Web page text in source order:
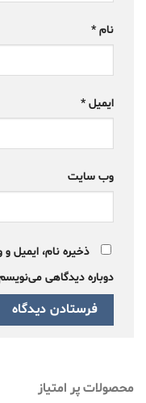
نام *
ایمیل *
وب‌ سایت
ذخیره نام، ایمیل
دوباره دیدگاهی
محصولات پر امتیاز